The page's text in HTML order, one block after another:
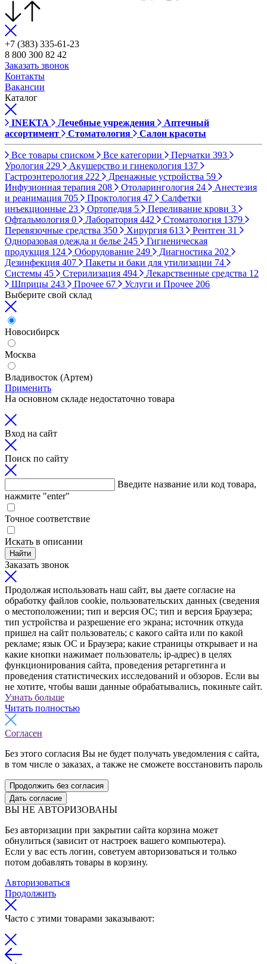
+7 (383) 335-61-23
8 800 300 82 42
Заказать звонок
Контакты
Вакансии
Каталог
INEKTA Лечебные учреждения
Аптечный
ассортимент
Стоматология Салон красоты
Все товары списком Все категории Перчатки 393
Урология 229 Акушерство и гинекология 137
Гастроэнтерология 222 Дренажные устройства 59
Инфузионная терапия 208 Отоларингология 24
Анестезия
и реанимация 705 Проктология 47
Салфетки
инъекционные 23 Ортопедия 5 Переливание крови 3
Офтальмология 0 Лаборатория 442 Стоматология 1379
Перевязочные средства 350 Хирургия 613 Рентген 31
Одноразовая одежда и белье 245
Гигиеническая
продукция 124 Оборудование 249 Диагностика 202
Дезинфекция 407 Пакеты и баки для утилизации 74
Системы 45 Стерилизация 494 Лекарственные средства 12
Шприцы 243 Прочее 67 Услуги и Прочее 206
Выберите свой склад
Новосибирск
Москва
Владивосток (Артем)
Применить
На основном складе недостаточно товара
Вход на сайт
Поиск по сайту
Введите название или код товара,
нажмите "enter"
Точное соответствие
Искать в описании
Найти
Заказать звонок
Продолжая использовать наш сайт, вы даете согласие на
обработку файлов cookie, пользовательских данных (сведения
о местоположении; тип и версия ОС; тип и версия Браузера;
тип устройства и разрешение его экрана; источник откуда
пришел на сайт пользователь; с какого сайта или по какой
рекламе; язык ОС и Браузера; какие страницы открывает и на
какие кнопки нажимает пользователь; ip-адрес) в целях
функционирования сайта, проведения ретаргетинга и
проведения статистических исследований и обзоров. Если вы
не хотите, чтобы ваши данные обрабатывались, покиньте сайт.
Узнать больше
Читать полностью
Согласен
Без этого согласия Вы не будет получать уведомления с сайта,
в том числе о заказах, а также не сможете восстановить пароль
Продолжить без согласия
Дать согласие
ВЫ НЕ АВТОРИЗОВАНЫ
Без авторизации при закрытии сайта корзина может
обнулиться (зависит от настроек вашего компьютера).
Если у вас есть логин, советуем авторизоваться и только
потом добавлять товары в корзину.
Авторизоваться
Продолжить
Часто с этими товарами заказывают: